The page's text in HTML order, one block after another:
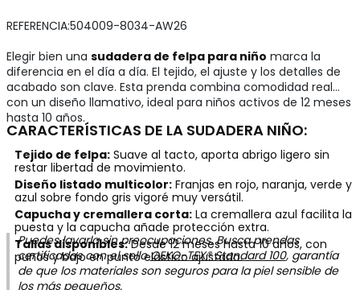
REFERENCIA:504009-8034-AW26
Elegir bien una sudadera de felpa para niño marca la
diferencia en el día a día. El tejido, el ajuste y los detalles de
acabado son clave. Esta prenda combina comodidad real
con un diseño llamativo, ideal para niños activos de 12 meses
hasta 10 años.
CARACTERÍSTICAS DE LA SUDADERA NIÑO:
Tejido de felpa:Suave al tacto, aporta abrigo ligero sin
restar libertad de movimiento.
Diseño listado multicolor:Franjas en rojo, naranja, verde y
azul sobre fondo gris vigoré muy versátil.
Capucha y cremallera corta:La cremallera azul facilita la
puesta y la capucha añade protección extra.
Tallas disponibles:Desde 12 meses hasta 10 años, con
puños y bajo en punto elástico ajustado.
Puedes lavarla sin preocupaciones. Busca prendas
certificadas con el selloOEKO-TEX® Standard 100, garantía
de que los materiales son seguros para la piel sensible de
los más pequeños.